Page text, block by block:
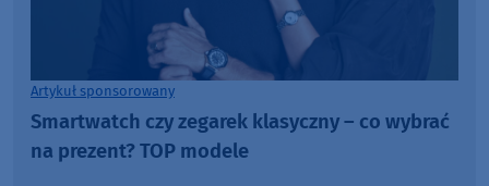
Artykuł sponsorowany
Smartwatch czy zegarek klasyczny – co wybrać
na prezent? TOP modele